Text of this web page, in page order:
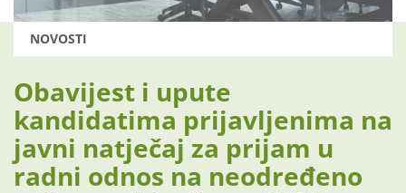
NOVOSTI
Obavijest i upute
kandidatima prijavljenima na
javni natječaj za prijam u
radni odnos na neodređeno